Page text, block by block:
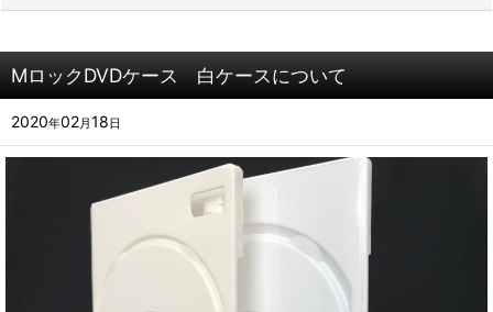
MロックDVDケース 白ケースについて
2020年02月 18 日